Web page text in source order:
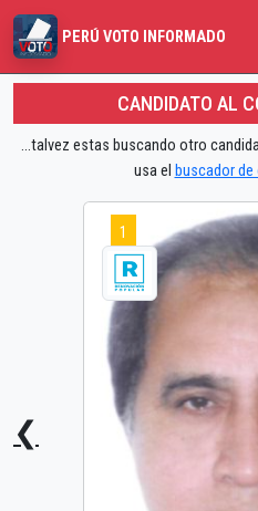
PERÚ VOTO INFORMADO
CANDIDATO AL
...talvez estas buscando otro
usa el buscador
❮
1